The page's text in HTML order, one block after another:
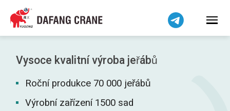
Vysoce kvalitní výroba jeřábů
Roční produkce 70 000 jeřábů
Výrobní zařízení 1500 sad
हिन्दी
Bahasa Indonesia
Bahasa Melayu
Tiếng Việt
简体中文
বাংলা
فارسی